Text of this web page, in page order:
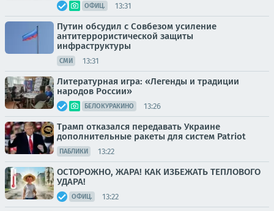
ОФИЦ. 13:31
Путин обсудил с Совбезом усиление
антитеррористической защиты
инфраструктуры
СМИ 13:31
Литературная игра: «Легенды и традиции
народов России»
БЕЛОКУРАКИНО 13:26
Трамп отказался передавать Украине
дополнительные ракеты для систем Patriot
ПАБЛИКИ 13:22
ОСТОРОЖНО, ЖАРА! КАК ИЗБЕЖАТЬ ТЕПЛОВОГО
УДАРА!
ОФИЦ. 13:22